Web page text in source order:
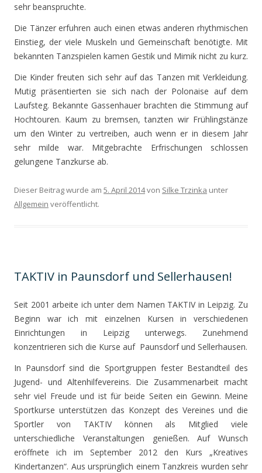
sehr beanspruchte.
Die Tänzer erfuhren auch einen etwas anderen rhythmischen
Einstieg, der viele Muskeln und Gemeinschaft benötigte. Mit
bekannten Tanzspielen kamen Gestik und Mimik nicht zu kurz.
Die Kinder freuten sich sehr auf das Tanzen mit Verkleidung.
Mutig präsentierten sie sich nach der Polonaise auf dem
Laufsteg. Bekannte Gassenhauer brachten die Stimmung auf
Hochtouren. Kaum zu bremsen, tanzten wir Frühlingstänze
um den Winter zu vertreiben, auch wenn er in diesem Jahr
sehr milde war. Mitgebrachte Erfrischungen schlossen
gelungene Tanzkurse ab.
Dieser Beitrag wurde am 5. April 2014von Silke Trzinka unter
Allgemein veröffentlicht.
TAKTIV in Paunsdorf und Sellerhausen!
Seit 2001 arbeite ich unter dem Namen TAKTIV in Leipzig. Zu
Beginn war ich mit einzelnen Kursen in verschiedenen
Einrichtungen in Leipzig unterwegs. Zunehmend
konzentrieren sich die Kurse auf Paunsdorf und Sellerhausen.
In Paunsdorf sind die Sportgruppen fester Bestandteil des
Jugend- und Altenhilfevereins. Die Zusammenarbeit macht
sehr viel Freude und ist für beide Seiten ein Gewinn. Meine
Sportkurse unterstützen das Konzept des Vereines und die
Sportler von TAKTIV können als Mitglied viele
unterschiedliche Veranstaltungen genießen. Auf Wunsch
eröffnete ich im September 2012 den Kurs „Kreatives
Kindertanzen“. Aus ursprünglich einem Tanzkreis wurden sehr